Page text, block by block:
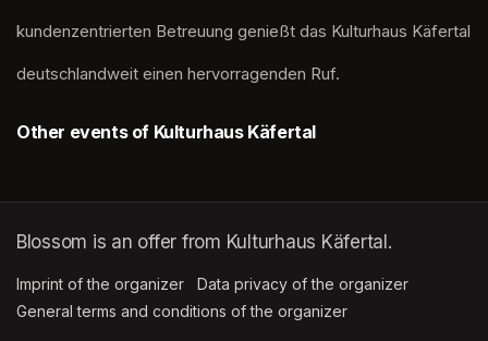
kundenzentrierten Betreuung genießt das Kulturhaus Käfertal
deutschlandweit einen hervorragenden Ruf.
Other events of Kulturhaus Käfertal
Blossom is an offer from Kulturhaus Käfertal.
Imprint of the organizer (opens in a new tab)
Data privacy of the organizer
General terms and conditions of the organizer